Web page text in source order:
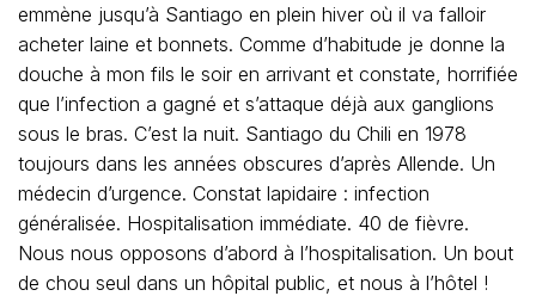
emmène jusqu’à Santiago en plein hiver où il va falloir
acheter laine et bonnets. Comme d’habitude je donne la
douche à mon fils le soir en arrivant et constate, horrifiée
que l’infection a gagné et s’attaque déjà aux ganglions
sous le bras. C’est la nuit. Santiago du Chili en 1978
toujours dans les années obscures d’après Allende. Un
médecin d’urgence. Constat lapidaire : infection
généralisée. Hospitalisation immédiate. 40 de fièvre.
Nous nous opposons d’abord à l’hospitalisation. Un bout
de chou seul dans un hôpital public, et nous à l’hôtel !